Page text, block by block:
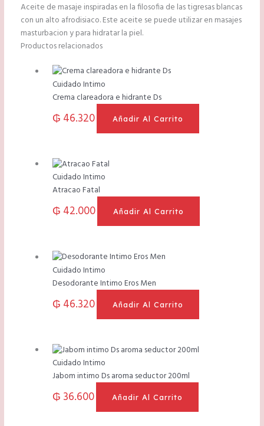
Aceite de masaje inspiradas en la filosofia de las tigresas blancas
con un alto afrodisiaco. Este aceite se puede utilizar en masajes
masturbacion y para hidratar la piel.
Productos relacionados
Cuidado Intimo
Crema clareadora e hidrante Ds
₲ 46.320 Añadir Al Carrito
Cuidado Intimo
Atracao Fatal
₲ 42.000 Añadir Al Carrito
Cuidado Intimo
Desodorante Intimo Eros Men
₲ 46.320 Añadir Al Carrito
Cuidado Intimo
Jabom intimo Ds aroma seductor 200ml
₲ 36.600 Añadir Al Carrito